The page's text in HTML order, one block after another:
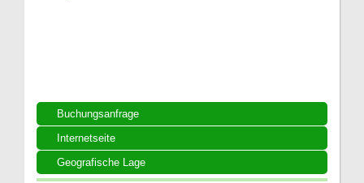
Buchungsanfrage
Internetseite
Geografische Lage